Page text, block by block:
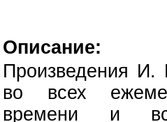
Описание:
Произведения И.
во всех
времени и